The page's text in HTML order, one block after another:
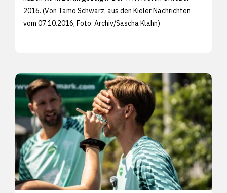
2016. (Von Tamo Schwarz, aus den Kieler Nachrichten
vom 07.10.2016, Foto: Archiv/Sascha Klahn)